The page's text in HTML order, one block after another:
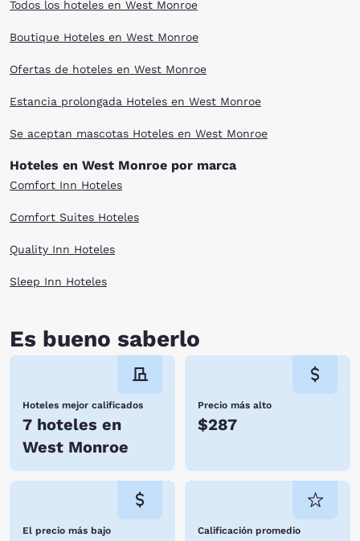
Todos los hoteles en West Monroe
Boutique Hoteles en West Monroe
Ofertas de hoteles en West Monroe
Estancia prolongada Hoteles en West Monroe
Se aceptan mascotas Hoteles en West Monroe
Hoteles en West Monroe por marca
Comfort Inn Hoteles
Comfort Suites Hoteles
Quality Inn Hoteles
Sleep Inn Hoteles
Es bueno saberlo
Hoteles mejor calificados
7 hoteles en
West Monroe
Precio más alto
$287
El precio más bajo Calificación promedio